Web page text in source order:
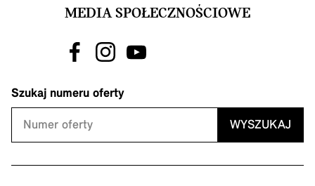
MEDIA SPOŁECZNOŚCIOWE
Szukaj numeru oferty
WYSZUKAJ